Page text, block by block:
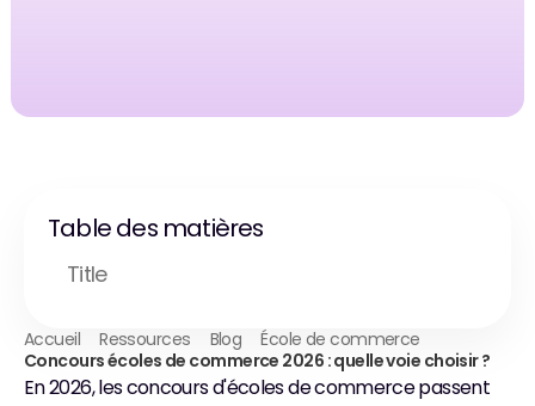
Table des matières
Title
Accueil Ressources Blog
École de commerce
Concours écoles de commerce 2026 : quelle voie choisir ?
En 2026, les concours d'écoles de commerce passent